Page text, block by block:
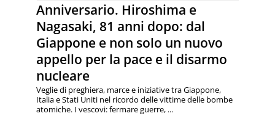
Anniversario. Hiroshima e
Nagasaki, 81 anni dopo: dal
Giappone e non solo un nuovo
appello per la pace e il disarmo
nucleare
Veglie di preghiera, marce e iniziative tra Giappone,
Italia e Stati Uniti nel ricordo delle vittime delle bombe
atomiche. I vescovi: fermare guerre, ...